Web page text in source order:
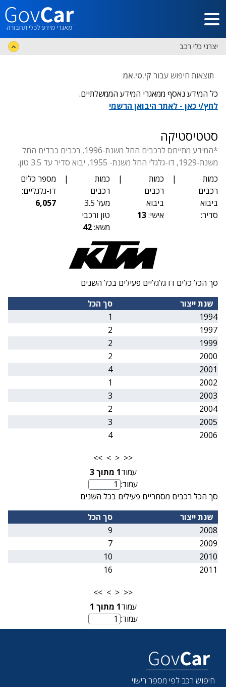
דלג לתוכן הראשי
יצרני כלי רכב
תוצאות חיפוש עבור קי.טי.אמ
כל המידע נאסף ממאגרי המידע הממשלתיים.
לחץ/י כאן - לאתר היבואן הרשמי
סטטיסטיקה
*המידע מתייחס לרכבים החל משנת-1996, רכבים כבדים החל
משנת-1929, דו-גלגלי החל משנת- 1955, יבוא סדיר עד 3.5 טון.
כמות
רכבים
ביבוא
סדיר:
|
כמות
רכבים
ביבוא
אישי:13
|
כמות
רכבים
מעל 3.5
טון ורכבי
משא:42
|
מספר כלים
דו-גלגליים:
6,057
סך הכל כלים דו גלגליים פעילים בכל השנים
שנת ייצור
סך הכל
1994
1
1997
2
1999
2
2000
2
2001
4
2002
1
2003
3
2004
2
2005
3
2006
4
<<
<
>
>>
עמוד1 מתוך 3
מספר עמוד
עמוד:
סך הכל רכבים מסחריים פעילים בכל השנים
שנת ייצור
סך הכל
2008
9
2009
7
2010
10
2011
16
<<
<
>
>>
עמוד1 מתוך 1
מספר עמוד
עמוד:
חיפוש רכב לפי מספר רישוי